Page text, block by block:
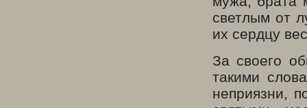
светлым от
их сердцу
За своего
такими
неприязни,